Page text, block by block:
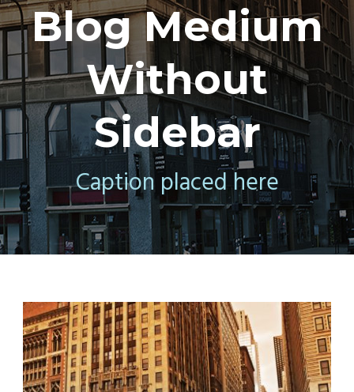
Blog Medium
Without
Sidebar
Caption placed here